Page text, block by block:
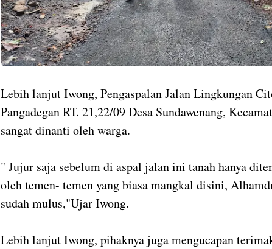
Lebih lanjut Iwong, Pengaspalan Jalan Lingkungan
Pangadegan RT. 21,22/09 Desa Sundawenang,
sangat dinanti oleh warga.
" Jujur saja sebelum di aspal jalan ini tanah hanya
oleh temen- temen yang biasa mangkal disini,
sudah mulus,"Ujar Iwong.
Lebih lanjut Iwong, pihaknya juga mengucapan